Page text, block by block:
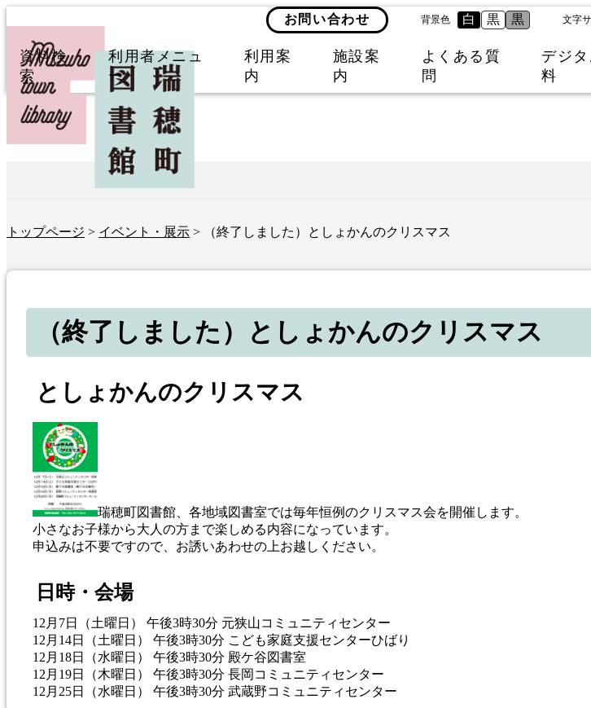
お問い合わせ 背景色 白 黒 黒 文字
資料検
索
利用者メニュ
ー
利用案
内
施設案
内
よくある質
問
デジ
料
トップページ > イベント・展示 > （終了しました）としょかんのクリスマス
（終了しました）としょかんのクリスマス
としょかんのクリスマス
瑞穂町図書館、各地域図書室では毎年恒例のクリスマス会を開催します。
小さなお子様から大人の方まで楽しめる内容になっています。
申込みは不要ですので、お誘いあわせの上お越しください。
日時・会場
12月7日（土曜日） 午後3時30分 元狭山コミュニティセンター
12月14日（土曜日） 午後3時30分 こども家庭支援センターひばり
12月18日（水曜日） 午後3時30分 殿ケ谷図書室
12月19日（木曜日） 午後3時30分 長岡コミュニティセンター
12月25日（水曜日） 午後3時30分 武蔵野コミュニティセンター